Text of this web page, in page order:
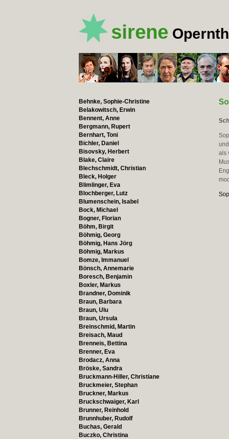
sirene
Behnke, Sophie-Christine
Belakowitsch, Erwin
Bennent, Anne
Bergmann, Rupert
Bernhart, Toni
Bichler, Daniel
Bisovsky, Herbert
Blake, Claire
Blechschmidt, Christian
Bleck, Holger
Blimlinger, Eva
Blochberger, Lutz
Blumenschein, Isabel
Bock, Michael
Bogner, Florian
Böhm, Birgit
Böhmig, Georg
Böhmig, Hans Jörg
Böhmig, Markus
Bomze, Immanuel
Bönsch, Annemarie
Boresch, Benjamin
Boxler, Markus
Brandner, Dominik
Braun, Barbara
Braun, Ulu
Braun, Ursula
Breinschmid, Martin
Breisach, Maud
Brenneis, Bettina
Brenner, Eva
Brodacz, Anna
Bröske, Sandra
Bruckmann-Hiller, Christiane
Bruckmeier, Stephan
Bruckner, Markus
Bruckschwaiger, Karl
Brunner, Reinhold
Brunnhuber, Rudolf
Buchas, Gerald
Buczko, Christina
als